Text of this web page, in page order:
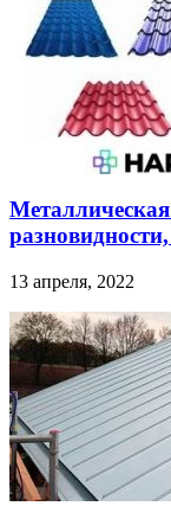
13 апреля, 2022